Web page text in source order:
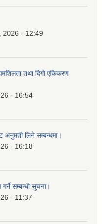
2026 - 12:49
तथा दिगो एकिकरण
- 16:54
अनुमती लिने सम्बन्धमा।
- 16:18
सम्बन्धी सुचना।
- 11:37